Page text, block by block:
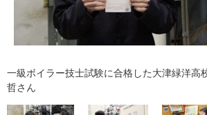
一級ボイラー技士試験に合格した大津緑洋高
哲さん